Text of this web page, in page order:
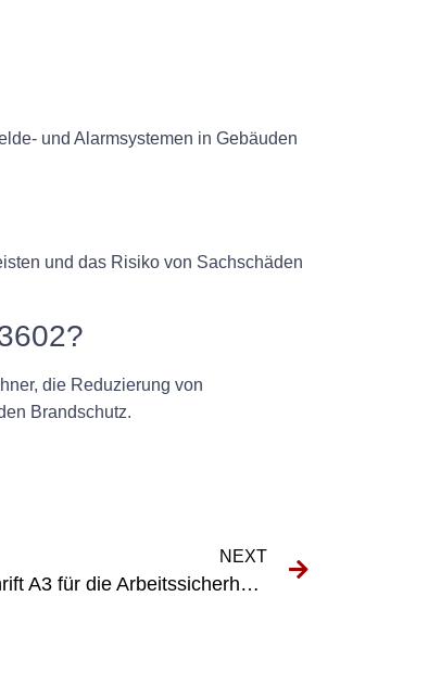
und Alarmsystemen in Gebäuden
und das Risiko von Sachschäden
die Reduzierung von
Brandschutz.
NEXT
Die Bedeutung der DGUV Vorschrift A3 für die Arbeitssicherheit verstehen